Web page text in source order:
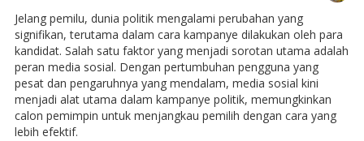
Jelang pemilu, dunia politik mengalami perubahan yang
signifikan, terutama dalam cara kampanye dilakukan oleh para
kandidat. Salah satu faktor yang menjadi sorotan utama adalah
peran media sosial. Dengan pertumbuhan pengguna yang
pesat dan pengaruhnya yang mendalam, media sosial kini
menjadi alat utama dalam kampanye politik, memungkinkan
calon pemimpin untuk menjangkau pemilih dengan cara yang
lebih efektif.